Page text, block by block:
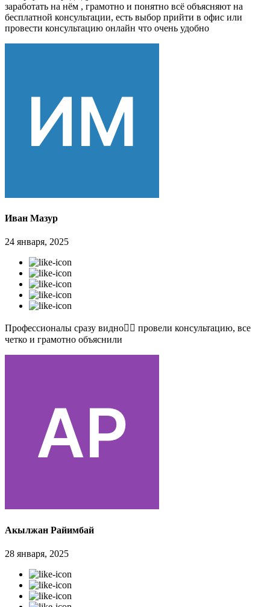
заработать на нём , грамотно и понятно всё объясняют на
бесплатной консультации, есть выбор прийти в офис или
провести консультацию онлайн что очень удобно
Иван Мазур
24 января, 2025
Профессионалы сразу видно👍🏻 провели консультацию, все
четко и грамотно объяснили
Акылжан Райимбай
28 января, 2025